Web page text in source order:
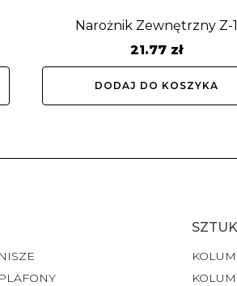
Narożnik Zewnętrzny Z-1
21.77 zł
DODAJ DO KOSZYKA
NISZE
PLAFONY